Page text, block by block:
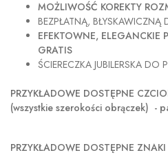
MOŻLIWOŚĆ KOREKTY
BEZPŁATNĄ, BŁYSKAWICZNĄ
EFEKTOWNE, ELEGANCKIE
GRATIS
ŚCIERECZKA JUBILERSKA DO
PRZYKŁADOWE DOSTĘPNE
(wszystkie szerokości obrączek) -
PRZYKŁADOWE DOSTĘPNE